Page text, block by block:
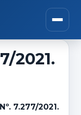
Abrir
2021.
7.277/2021.